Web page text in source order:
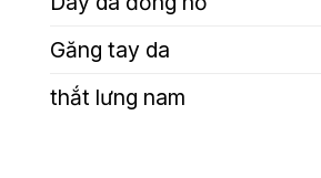
Găng tay da
thắt lưng nam